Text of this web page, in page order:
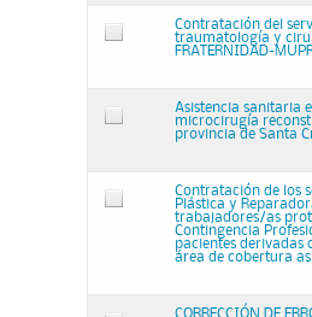
Contratación del
traumatología y
FRATERNIDAD-
Asistencia sanitaria
microcirugía
provincia de Santa
Contratación de los
Plástica y
trabajadores/as
Contingencia
pacientes derivadas
área de cobertura
CORRECCIÓN DE